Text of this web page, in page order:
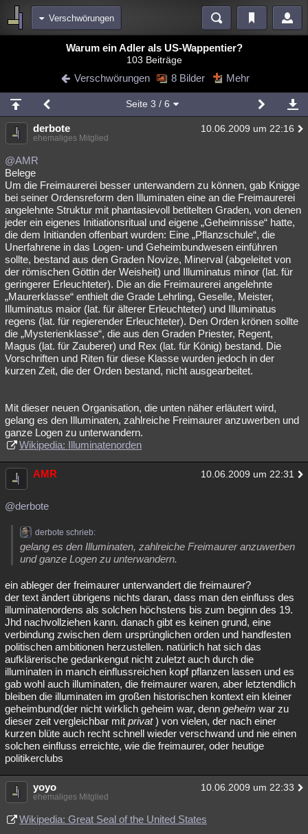
Verschwörungen
Blogs Videos
Chat Wiki Neuigkeiten
meine Rubriken
Menschen Mystery Kriminalfälle
Spiritualität
Natur Umfragen Unterhaltung
weitere Rubriken
Philosophie Träume Orte Esoterik Literatur
Astronomie Helpdesk Gruppen Gaming Filme
Musik Clash Verbesserungen Allmystery English
Übersichten
Besucht Teilgenommen Alle Neue Geschlossen
Lesenswert Schlüsselwörter
Warum ein Adler als US-Wappentier?
103 Beiträge
Verschwörungen 8 Bilder Mehr
Seite 3 / 6
derbote 10.06.2009 um 22:16
ehemaliges Mitglied
@AMR
Belege
Um die Freimaurerei besser unterwandern zu können, gab Knigge
bei seiner Ordensreform den Illuminaten eine an die Freimaurerei
angelehnte Struktur mit phantasievoll betitelten Graden, von denen
jeder ein eigenes Initiationsritual und eigene „Geheimnisse“ hatte,
die dem Initianden offenbart wurden: Eine „Pflanzschule“, die
Unerfahrene in das Logen- und Geheimbundwesen einführen
sollte, bestand aus den Graden Novize, Minerval (abgeleitet von
der römischen Göttin der Weisheit) und Illuminatus minor (lat. für
geringerer Erleuchteter). Die an die Freimaurerei angelehnte
„Maurerklasse“ enthielt die Grade Lehrling, Geselle, Meister,
Illuminatus maior (lat. für älterer Erleuchteter) und Illuminatus
regens (lat. für regierender Erleuchteter). Den Orden krönen sollte
die „Mysterienklasse“, die aus den Graden Priester, Regent,
Magus (lat. für Zauberer) und Rex (lat. für König) bestand. Die
Vorschriften und Riten für diese Klasse wurden jedoch in der
kurzen Zeit, die der Orden bestand, nicht ausgearbeitet.
Mit dieser neuen Organisation, die unten näher erläutert wird,
gelang es den Illuminaten, zahlreiche Freimaurer anzuwerben und
ganze Logen zu unterwandern.
Wikipedia: Illuminatenorden
AMR 10.06.2009 um 22:31
@derbote
derbote schrieb:
gelang es den Illuminaten, zahlreiche Freimaurer anzuwerben
und ganze Logen zu unterwandern.
ein ableger der freimaurer unterwandert die freimaurer?
der text ändert übrigens nichts daran, dass man den einfluss des
illuminatenordens als solchen höchstens bis zum beginn des 19.
Jhd nachvollziehen kann. danach gibt es keinen grund, eine
verbindung zwischen dem ursprünglichen orden und handfesten
politischen ambitionen herzustellen. natürlich hat sich das
aufklärerische gedankengut nicht zuletzt auch durch die
illuminaten in manch einflussreichen kopf pflanzen lassen und es
gab wohl auch illuminaten, die freimaurer waren, aber letztendlich
bleiben die illuminaten im großen historischen kontext ein kleiner
geheimbund(der nicht wirklich geheim war, denn geheim war zu
dieser zeit vergleichbar mit privat) von vielen, der nach einer
kurzen blüte auch recht schnell wieder verschwand und nie einen
solchen einfluss erreichte, wie die freimaurer, oder heutige
politikerclubs
yoyo 10.06.2009 um 22:33
ehemaliges Mitglied
Wikipedia: Great Seal of the United States